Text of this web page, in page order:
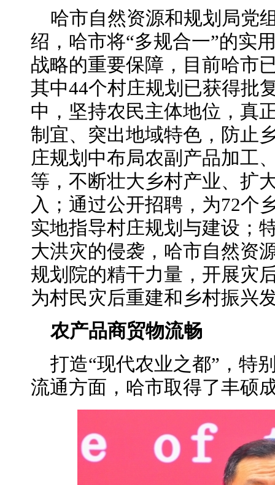
哈市自然资源和规划局党
绍，哈市将“多规合一”的实
战略的重要保障，目前哈市
其中44个村庄规划已获得批
中，坚持农民主体地位，真
制宜、突出地域特色，防止
庄规划中布局农副产品加工
等，不断壮大乡村产业、扩
入；通过公开招聘，为72个
实地指导村庄规划与建设；
大洪灾的侵袭，哈市自然资
规划院的精干力量，开展灾
为村民灾后重建和乡村振兴
农产品商贸物流畅
打造“现代农业之都”，特
流通方面，哈市取得了丰硕